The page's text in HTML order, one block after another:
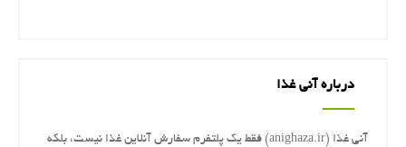
درباره آنی غذا
آنی غذا (anighaza.ir) فقط یک پلتفرم سفارش آنلاین غذا نیست، بلکه